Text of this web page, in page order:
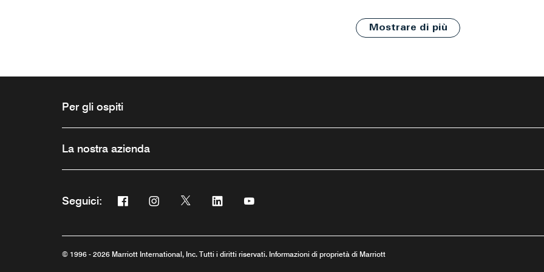
Mostrare di più
Per gli ospiti
La nostra azienda
Seguici: Facebook
Apre una nuova finestra
Instagram
Apre una nuova finestra
Twitter
Apre una nuova finestra
Linkedin
Apre una nuova finestra
Apre una nuova finestra
© 1996 - 2026 Marriott International, Inc. Tutti i diritti riservati. Informazioni di proprietà di Marriott